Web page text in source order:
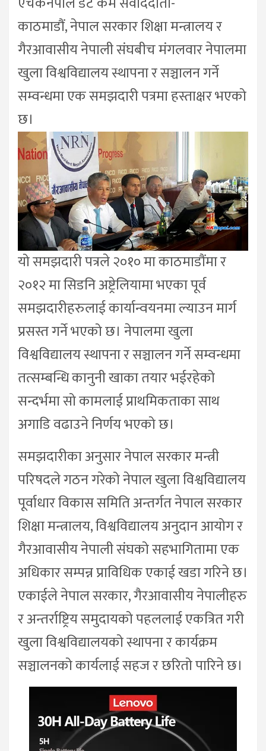
काठमाडौं, नेपाल सरकार शिक्षा मन्त्रालय र
गैरआवासीय नेपाली संघबीच मंगलवार नेपालमा
खुला विश्वविद्यालय स्थापना र सञ्चालन गर्ने
सम्वन्धमा एक समझदारी पत्रमा हस्ताक्षर भएको
छ।
यो समझदारी पत्रले २०१० मा काठमाडौंमा र
२०१२ मा सिडनि अष्ट्रेलियामा भएका पूर्व
समझदारीहरुलाई कार्यान्वयनमा ल्याउन मार्ग
प्रसस्त गर्ने भएको छ। नेपालमा खुला
विश्वविद्यालय स्थापना र सञ्चालन गर्ने सम्वन्धमा
तत्सम्बन्धि कानुनी खाका तयार भईरहेको
सन्दर्भमा सो कामलाई प्राथमिकताका साथ
अगाडि वढाउने निर्णय भएको छ।
समझदारीका अनुसार नेपाल सरकार मन्त्री
परिषदले गठन गरेको नेपाल खुला विश्वविद्यालय
पूर्वाधार विकास समिति अन्तर्गत नेपाल सरकार
शिक्षा मन्त्रालय, विश्वविद्यालय अनुदान आयोग र
गैरआवासीय नेपाली संघको सहभागितामा एक
अधिकार सम्पन्न प्राविधिक एकाई खडा गरिने छ।
एकाईले नेपाल सरकार, गैरआवासीय नेपालीहरु
र अन्तर्राष्ट्रिय समुदायको पहललाई एकत्रित गरी
खुला विश्वविद्यालयको स्थापना र कार्यक्रम
सञ्चालनको कार्यलाई सहज र छरितो पारिने छ।